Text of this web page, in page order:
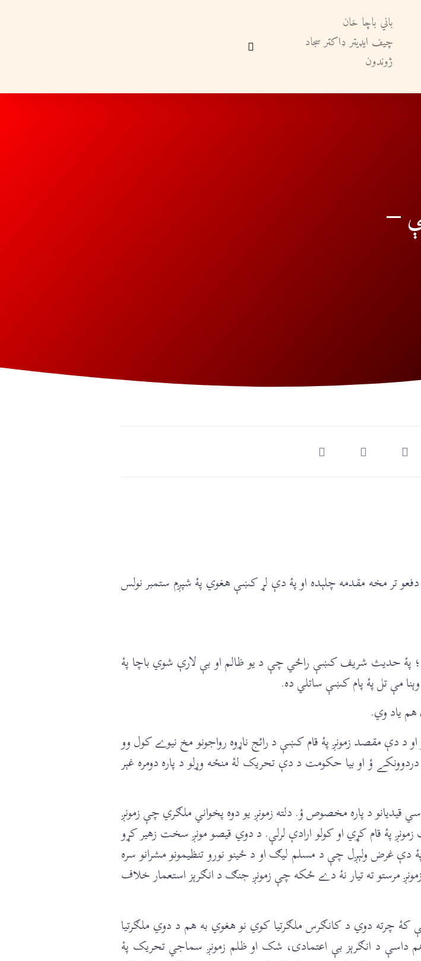
باني باچا خان
چيف ايډيټر ډاکټر سجاد
ژوندون
–
چې پۀ خان عبدالغفار خان باندې د تعزيرات پاکستان د 9133، 9134 او 9153 د دفعو تر مخه مقدمه چلېده او پۀ دې لړ کښې هغوي پۀ شپږم ستمبر نولس
حديث شريف کښې راځي چې د يو ظالم او بې لارې شوي باچا پۀ
مې تل پۀ پام کښې ساتلي ده.
ياد وي.
مقصد زمونږ پۀ قام کښې د رائج ناړوه رواجونو مخ نيوے کول وو
ؤ او بيا حکومت د دې تحريک لۀ منځه وړلو د پاره دومره غېر
د پاره مخصوص ؤ. دلته زمونږ يو دوه پخواني ملګري چې زمونږ
پۀ قام کړي او کولو ارادې لرلې. د دوي قیصو مونږ سخت زهير کړو
غرض ولېږل چې د مسلم ليګ او د ځینو نورو تنظيمونو مشرانو سره
مرستو ته تيار نۀ دے ځکه چې زمونږ جنګ د انګرېز استعمار خلاف
چرته دوي د کانګرس ملګرتيا کوي نو هغوي به هم د دوي ملګرتيا
داسې د انګرېز بې اعتمادۍ، شک او ظلم زمونږ سماجي تحريک پۀ